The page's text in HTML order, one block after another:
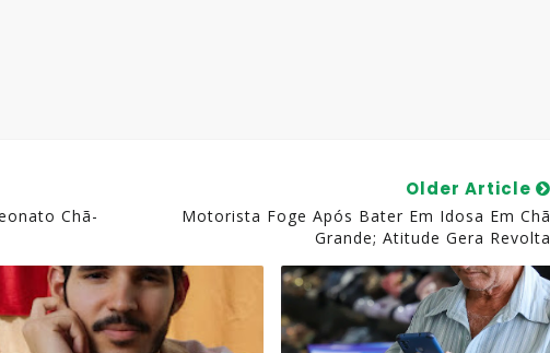
Chã-
Older Article
Motorista Foge Após Bater Em Idosa Em Chã
Grande; Atitude Gera Revolta